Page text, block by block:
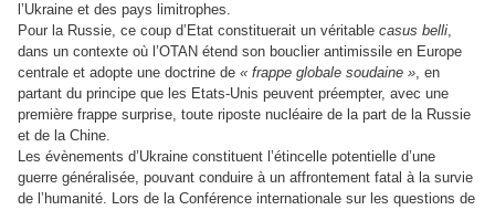
l’Ukraine et des pays limitrophes.
Pour la Russie, ce coup d’Etat constituerait un véritable casus belli,
dans un contexte où l’OTAN étend son bouclier antimissile en Europe
centrale et adopte une doctrine de « frappe globale soudaine », en
partant du principe que les Etats-Unis peuvent préempter, avec une
première frappe surprise, toute riposte nucléaire de la part de la Russie
et de la Chine.
Les évènements d’Ukraine constituent l’étincelle potentielle d’une
guerre généralisée, pouvant conduire à un affrontement fatal à la survie
de l’humanité. Lors de la Conférence internationale sur les questions de